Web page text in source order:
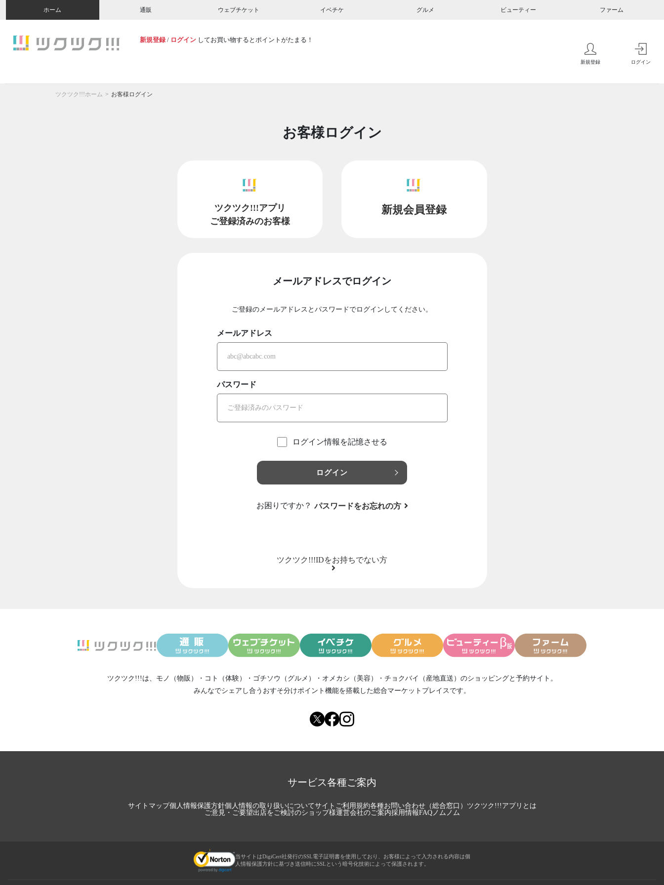
ホーム 通販 ウェブチケット イベチケ グルメ ビューティー ファーム
新規登録 / ログイン してお買い物するとポイントがたまる！
新規登録 ログイン
ツクツク!!!ホーム お客様ログイン
お客様ログイン
ツクツク!!!アプリ
ご登録済みのお客様
新規会員登録
メールアドレスでログイン
ご登録のメールアドレスとパスワードでログインしてください。
メールアドレス
パスワード
ログイン情報を記憶させる
ログイン
お困りですか？ パスワードをお忘れの方
ツクツク!!!IDをお持ちでない方
ツクツク!!!は、 モノ（物販） ・ コト（体験） ・ ゴチソウ（グルメ） ・ オメカシ（美容） ・ チョクバイ（産地直送） のショッピングと予約サイト。
みんなでシェアし合う おすそ分けポイント機能を搭載した総合マーケットプレイスです。
サービス各種ご案内
サイトマップ個人情報保護方針個人情報の取り扱いについてサイトご利用規約各種お問い合わせ（総合窓口） ツクツク!!!アプリとは
ご意見・ご要望出店をご検討のショップ様運営会社のご案内採用情報FAQノムノム
当サイトはDigiCert社発行のSSL電子証明書を使用しており、お客様によって入力される内容は個
人情報保護方針に基づき送信時にSSLという暗号化技術によって保護されます。